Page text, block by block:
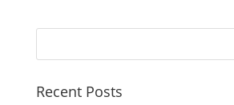
Recent Posts